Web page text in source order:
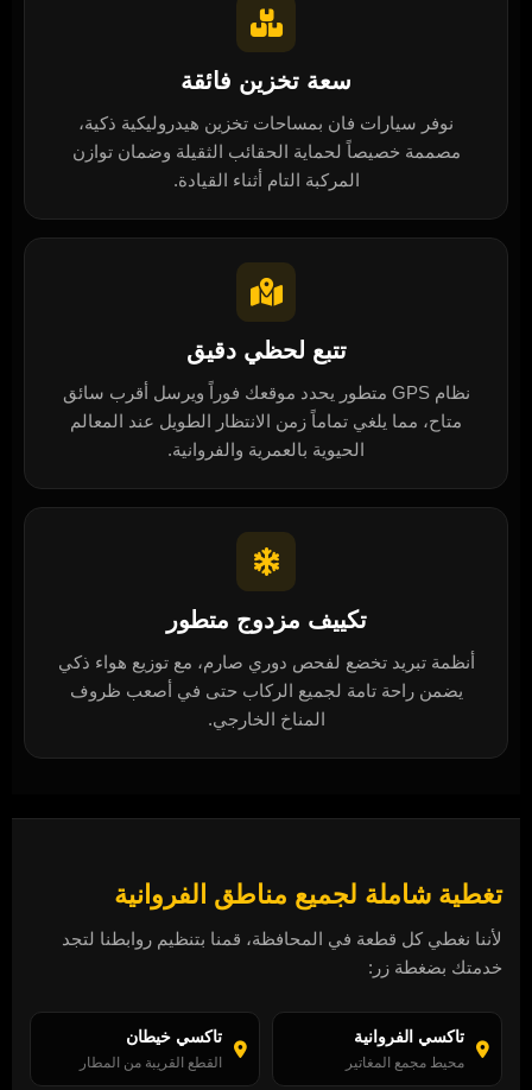
سعة تخزين فائقة
نوفر سيارات فان بمساحات تخزين هيدروليكية ذكية،
مصممة خصيصاً لحماية الحقائب الثقيلة وضمان توازن
المركبة التام أثناء القيادة.
تتبع لحظي دقيق
نظام GPS متطور يحدد موقعك فوراً ويرسل أقرب سائق
متاح، مما يلغي تماماً زمن الانتظار الطويل عند المعالم
الحيوية بالعمرية والفروانية.
تكييف مزدوج متطور
أنظمة تبريد تخضع لفحص دوري صارم، مع توزيع هواء ذكي
يضمن راحة تامة لجميع الركاب حتى في أصعب ظروف
المناخ الخارجي.
تغطية شاملة لجميع مناطق الفروانية
لأننا نغطي كل قطعة في المحافظة، قمنا بتنظيم روابطنا لتجد
خدمتك بضغطة زر:
تاكسي الفروانية
محيط مجمع المغاتير
تاكسي خيطان
القطع القريبة من المطار